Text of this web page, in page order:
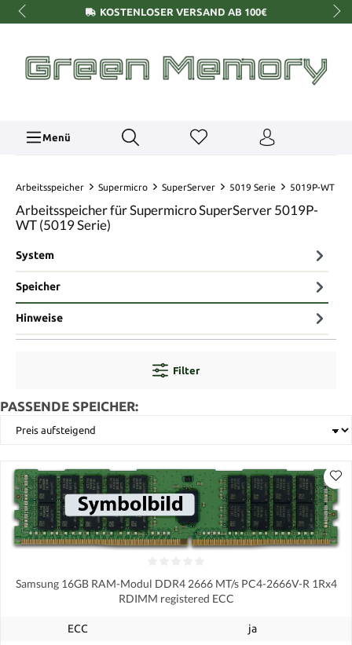
KOSTENLOSER VERSAND AB 100€
Menü
Arbeitsspeicher Supermicro SuperServer 5019 Serie 5019P-WT
Arbeitsspeicher für Supermicro SuperServer 5019P-
WT (5019 Serie)
System
Speicher
Hinweise
Filter
PASSENDE SPEICHER:
Samsung 16GB RAM-Modul DDR4 2666 MT/s PC4-2666V-R 1Rx4
RDIMM registered ECC
ECC
ja